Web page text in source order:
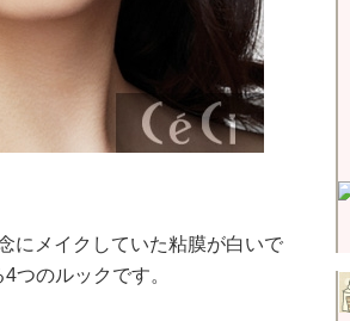
にメイクしていた粘膜が白いで
つのルックです。